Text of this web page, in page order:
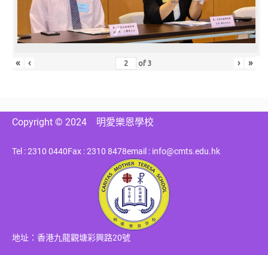
« ‹ of3 › »
Copyright © 2024 明愛樂恩學校
Tel : 2310 0440Fax : 2310 8478email : info@cmts.edu.hk
地址：香港九龍觀塘彩興路20號